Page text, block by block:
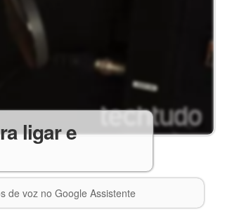
ligar e
de voz no Google Assistente